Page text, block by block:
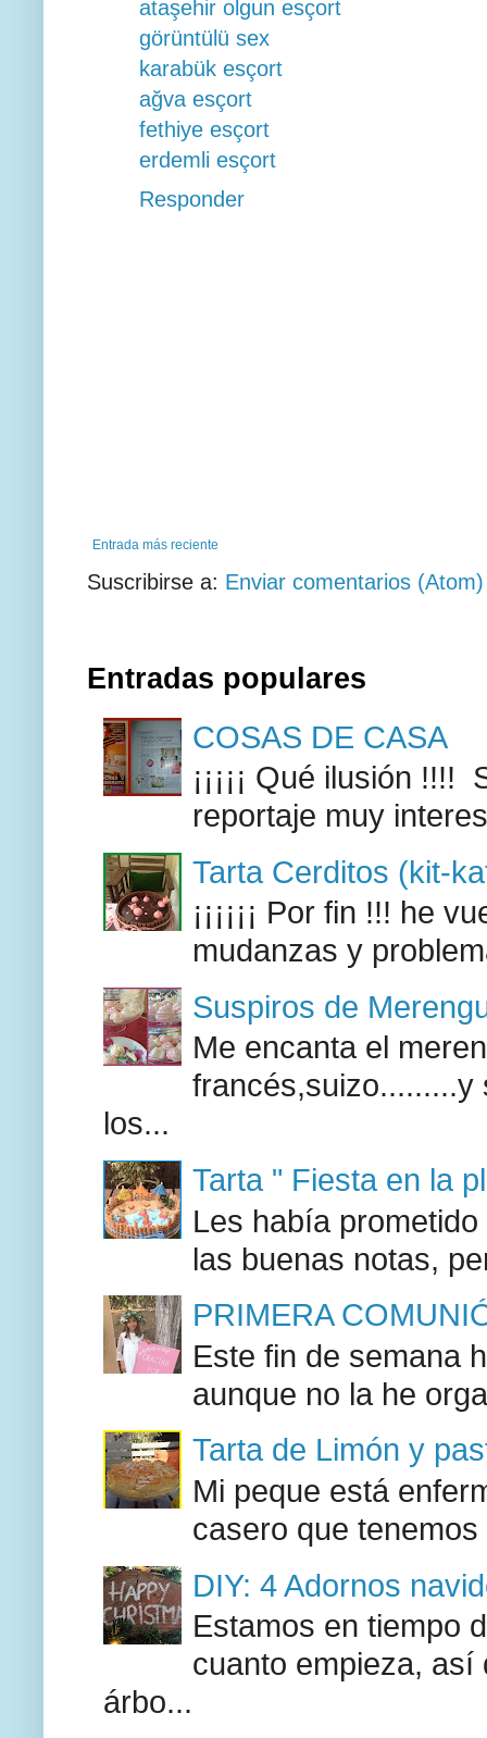
ataşehir olgun esçort
görüntülü sex
karabük esçort
ağva esçort
fethiye esçort
erdemli esçort
Responder
Entrada más reciente
Suscribirse a: Enviar comentarios (Atom)
Entradas populares
COSAS DE CASA
¡¡¡¡¡ Qué ilusión
reportaje muy
Tarta Cerditos (kit-
¡¡¡¡¡¡ Por fin !!! he
mudanzas y
Suspiros de
Me encanta el
francés,suizo.........y
los...
Tarta " Fiesta en la
Les había
las buenas notas,
PRIMERA
Este fin de semana
aunque no la he
Tarta de Limón y
Mi peque está
casero que
DIY: 4 Adornos
Estamos en tiempo
cuanto empieza, así
árbo...